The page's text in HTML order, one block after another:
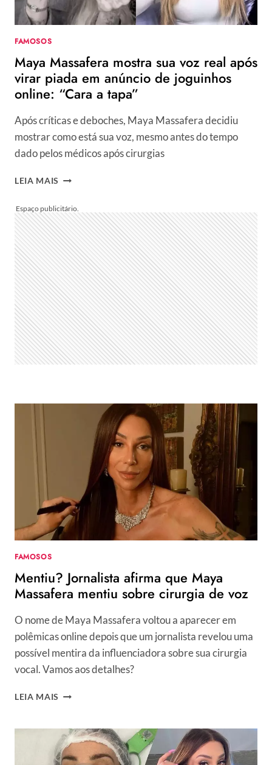
FAMOSOS
Maya Massafera mostra sua voz real após
virar piada em anúncio de joguinhos
online: “Cara a tapa”
Após críticas e deboches, Maya Massafera decidiu
mostrar como está sua voz, mesmo antes do tempo
dado pelos médicos após cirurgias
LEIA MAIS MAYA
SUA
VOZ
REAL
APÓS
VIRAR
PIADA
EM
ANÚNCIO
DE
JOGUINHOS
ONLINE:
“CARA
FAMOSOS
Mentiu? Jornalista afirma que Maya
Massafera mentiu sobre cirurgia de voz
O nome de Maya Massafera voltou a aparecer em
polêmicas online depois que um jornalista revelou uma
possível mentira da influenciadora sobre sua cirurgia
vocal. Vamos aos detalhes?
LEIA MAIS MENTIU?
QUE
MAYA
MASSAFERA